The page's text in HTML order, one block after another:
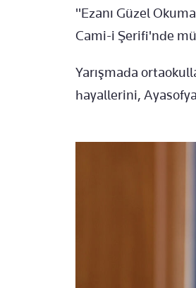
"Ezanı Güzel
Cami-i Şerifi'nde
Yarışmada
hayallerini,